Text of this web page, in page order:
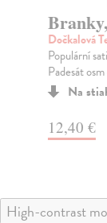
Dočkalová
Populární
Padesát
Na
12,40 €
High-contrast